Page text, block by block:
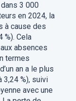
3 000
en 2024, la
à cause des
%). Cela
absences
termes
an a le plus
3,24 %), suivi
avec une